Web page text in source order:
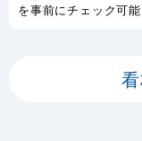
を事前にチェック可